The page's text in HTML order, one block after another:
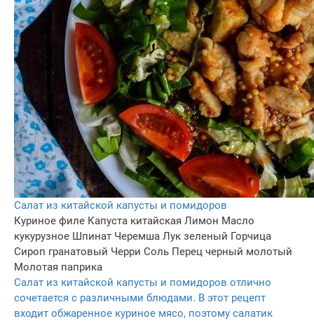
Салат из китайской капусты и помидоров
Куриное филе Капуста китайская Лимон Масло
кукурузное Шпинат Черемша Лук зеленый Горчица
Сироп гранатовый Черри Соль Перец черный молотый
Молотая паприка
Салат из китайской капусты и помидоров отлично
сочетается с различными блюдами. В этот рецепт
входит обжаренное куриное мясо, поэтому салатик